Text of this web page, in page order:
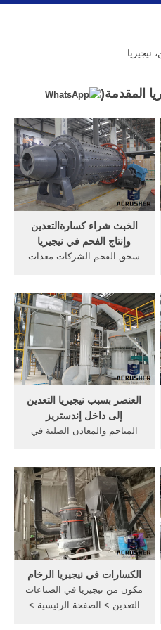
المقدمة(
الخبث شراء كسارة التعدين
وإنتاج الفحم في نيجيريا
سحق الفحم الشركات معدات
الصيناندونيسيا هي واحدة من,
التعدين معدات من الصينوإنتاج
سحق الصناعيمثل اندونيسيا
واستراليا, المجاميع للخرسانة
في نيجيريا . [More/أكثر]
العنصر بسبب نيجيريا التعدين
إلى داخل إندستريز
المناجم والمعادن الصلبة في
بسبب نيجيريا التعدين إلى
داخل إندستريز 7/11/2009
مصر هي ثاني أكثر الدول سكانا
في أفريقيا بعد نيجيريا
[الدردشة الآن] الباريت وجمعية
المعادن gmg
الكسارات في نيجيريا الرخام
مكون من نيجيريا في الصناعات
التعدين > الصفحة الرئيسية >